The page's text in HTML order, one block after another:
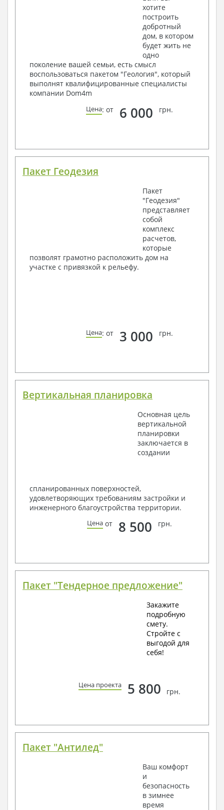
хотите
построить
добротный
дом, в котором
будет жить не
одно
поколение вашей семьи, есть смысл
воспользоваться пакетом "Геология", который
выполнят квалифицированные специалисты
компании Dom4m
Цена: от 6 000 грн.
Пакет Геодезия
Пакет
"Геодезия"
представляет
собой
комплекс
расчетов,
которые
позволят грамотно расположить дом на
участке с привязкой к рельефу.
Цена: от 3 000 грн.
Вертикальная планировка
Основная цель
вертикальной
планировки
заключается в
создании
спланированных поверхностей,
удовлетворяющих требованиям застройки и
инженерного благоустройства территории.
Цена от 8 500 грн.
Пакет "Тендерное предложение"
Закажите
подробную
смету.
Стройте с
выгодой для
себя!
Цена проекта 5 800 грн.
Пакет "Антилед"
Ваш комфорт
и
безопасность
в зимнее
время